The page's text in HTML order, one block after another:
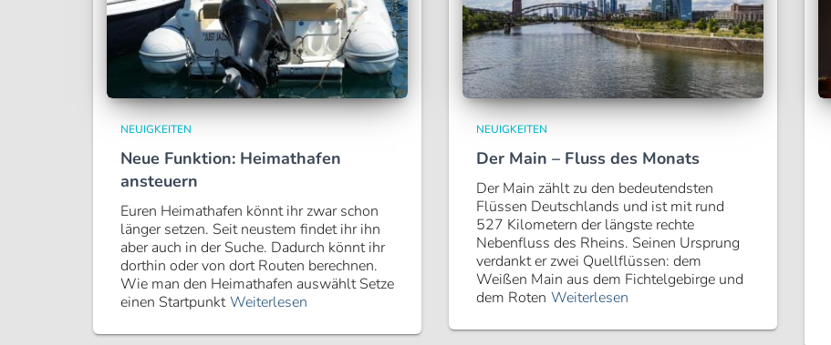
NEUIGKEITEN
Neue Funktion: Heimathafen
ansteuern
Euren Heimathafen könnt ihr zwar schon
länger setzen. Seit neustem findet ihr ihn
aber auch in der Suche. Dadurch könnt ihr
dorthin oder von dort Routen berechnen.
Wie man den Heimathafen auswählt Setze
einen Startpunkt Weiterlesen
NEUIGKEITEN
Der Main – Fluss des Monats
Der Main zählt zu den bedeutendsten
Flüssen Deutschlands und ist mit rund
527 Kilometern der längste rechte
Nebenfluss des Rheins. Seinen Ursprung
verdankt er zwei Quellflüssen: dem
Weißen Main aus dem Fichtelgebirge und
dem Roten Weiterlesen